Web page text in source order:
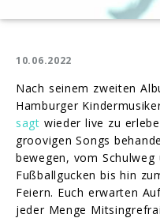
10.06.2022
Nach seinem zweiten
Hamburger
sagt wieder live zu
groovigen Songs
bewegen, vom
Fußballgucken bis hin
Feiern. Euch erwarten
jeder Menge